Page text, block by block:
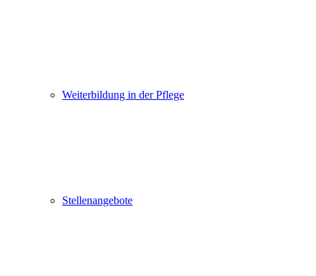
Weiterbildung in der Pflege
Stellenangebote